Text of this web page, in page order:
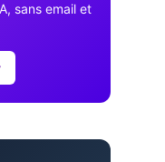
sans email et